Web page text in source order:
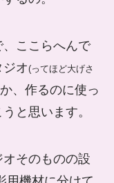
ここらへんで
オ(ってほど大げさ
、作るのに使っ
と思います。
そのものの設